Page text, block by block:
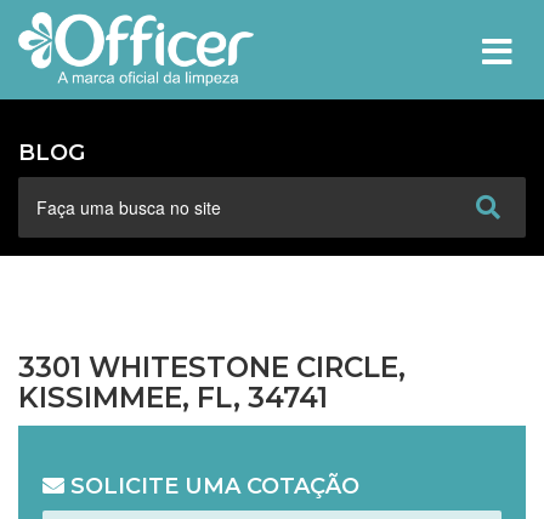
BLOG
3301 WHITESTONE CIRCLE,
KISSIMMEE, FL, 34741
SOLICITE UMA COTAÇÃO